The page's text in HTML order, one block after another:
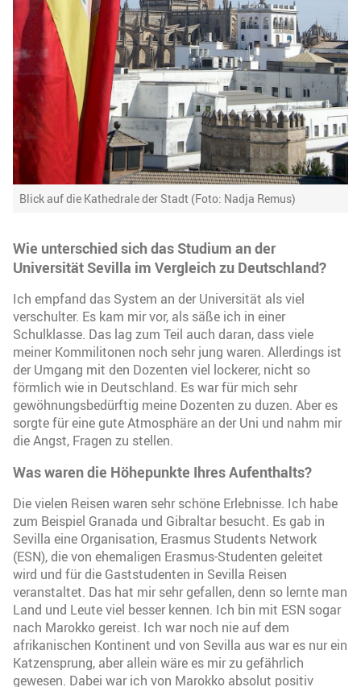
Blick auf die Kathedrale der Stadt (Foto: Nadja Remus)
Wie unterschied sich das Studium an der
Universität Sevilla im Vergleich zu Deutschland?
Ich empfand das System an der Universität als viel
verschulter. Es kam mir vor, als säße ich in einer
Schulklasse. Das lag zum Teil auch daran, dass viele
meiner Kommilitonen noch sehr jung waren. Allerdings ist
der Umgang mit den Dozenten viel lockerer, nicht so
förmlich wie in Deutschland. Es war für mich sehr
gewöhnungsbedürftig meine Dozenten zu duzen. Aber es
sorgte für eine gute Atmosphäre an der Uni und nahm mir
die Angst, Fragen zu stellen.
Was waren die Höhepunkte Ihres Aufenthalts?
Die vielen Reisen waren sehr schöne Erlebnisse. Ich habe
zum Beispiel Granada und Gibraltar besucht. Es gab in
Sevilla eine Organisation, Erasmus Students Network
(ESN), die von ehemaligen Erasmus-Studenten geleitet
wird und für die Gaststudenten in Sevilla Reisen
veranstaltet. Das hat mir sehr gefallen, denn so lernte man
Land und Leute viel besser kennen. Ich bin mit ESN sogar
nach Marokko gereist. Ich war noch nie auf dem
afrikanischen Kontinent und von Sevilla aus war es nur ein
Katzensprung, aber allein wäre es mir zu gefährlich
gewesen. Dabei war ich von Marokko absolut positiv